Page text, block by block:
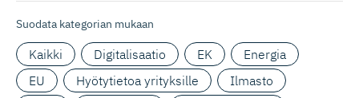
Suodata kategorian mukaan
Kaikki Digitalisaatio EK
Energia
EU
Hyötytietoa yrityksille
Ilmasto